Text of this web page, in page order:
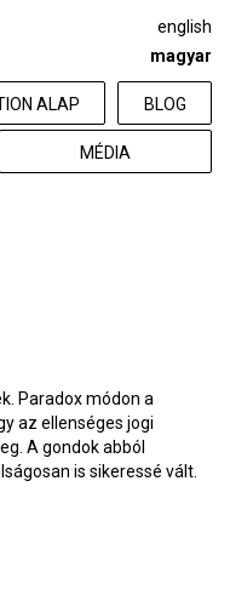
ALAP BLOG
MÉDIA
english
magyar
Paradox módon a
az ellenséges jogi
A gondok abból
is sikeressé vált.